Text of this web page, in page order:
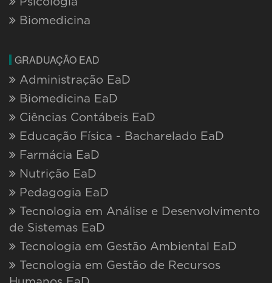
Cardiometabologia
Cirurgia e Traumatologia
Clínica Médica e cirurgia de animais de
companhia
Educação Inclusiva
Empreender e Inovar: Gestão e aspectos
legais
Enfermagem Oncológica
Enfermagem do Trabalho
Enfermagem em Emergência e Alta
Farmácia Clínica e Atenção Farmacêutica
Gestão Aplicada de Negócios
Gestão da Saúde e Tecnologias das
Análises Clínicas e Pesquisa